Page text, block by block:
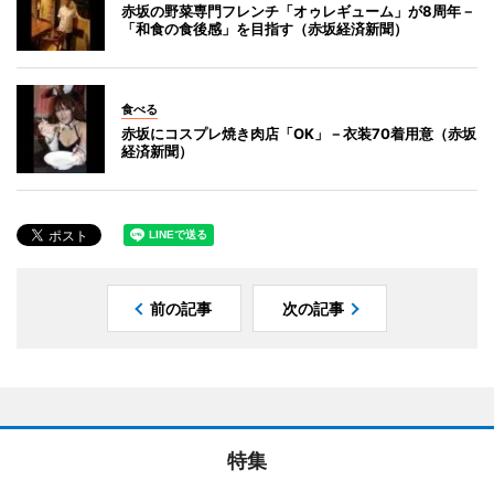
赤坂の野菜専門フレンチ「オゥレギューム」が8周年－
「和食の食後感」を目指す（赤坂経済新聞）
食べる
赤坂にコスプレ焼き肉店「OK」－衣装70着用意（赤坂
経済新聞）
前の記事 次の記事
特集